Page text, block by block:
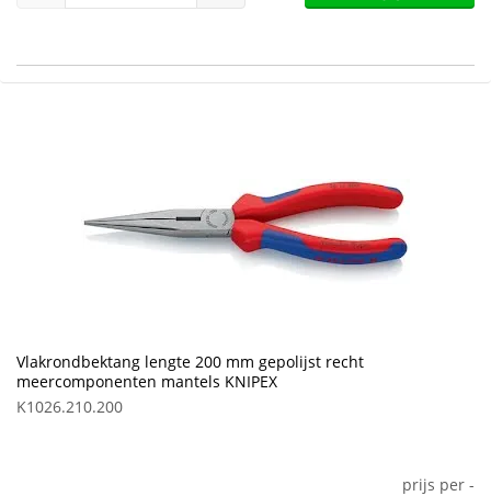
Vlakrondbektang lengte 200 mm gepolijst recht
meercomponenten mantels KNIPEX
K1026.210.200
prijs per -